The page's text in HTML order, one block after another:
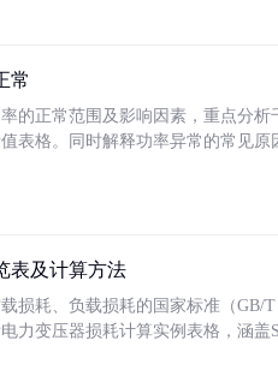
常
的正常范围及影响因素，重点分
表格。同时解释功率异常的常见
表及计算方法
损耗、负载损耗的国家标准（GB/
力变压器损耗计算实例表格，涵盖